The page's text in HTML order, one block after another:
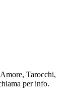
Tarocchi,
per info.